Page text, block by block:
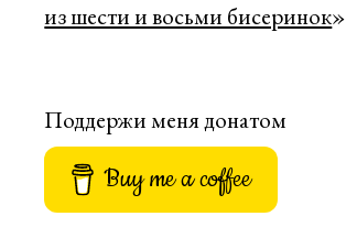
из шести и восьми бисеринок»
Поддержи меня донатом
Buy me a coffee